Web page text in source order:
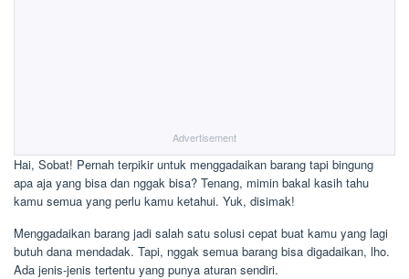
Advertisement
Hai, Sobat! Pernah terpikir untuk menggadaikan barang tapi bingung
apa aja yang bisa dan nggak bisa? Tenang, mimin bakal kasih tahu
kamu semua yang perlu kamu ketahui. Yuk, disimak!
Menggadaikan barang jadi salah satu solusi cepat buat kamu yang lagi
butuh dana mendadak. Tapi, nggak semua barang bisa digadaikan, lho.
Ada jenis-jenis tertentu yang punya aturan sendiri.